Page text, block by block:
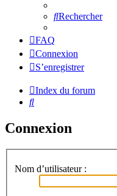
Rechercher
FAQ
Connexion
S’enregistrer
Index du forum
Rechercher
Connexion
Nom d’utilisateur :